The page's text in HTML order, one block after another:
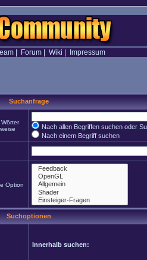
| Forum| Wiki Impressum
Suchanfrage
Nach allen Begriffen suchen oder
Nach einem Begriff suchen
Option
Suchoptionen
Innerhalb suchen: